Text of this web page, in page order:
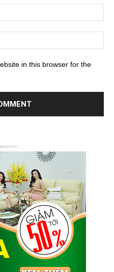
in this browser for the
-